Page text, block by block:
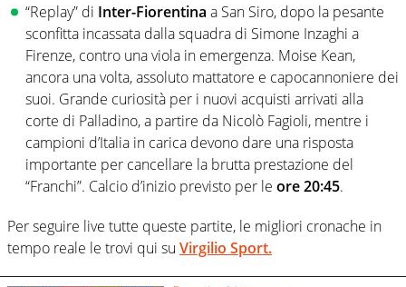
“Replay” di Inter-Fiorentina a San Siro, dopo la pesante
sconfitta incassata dalla squadra di Simone Inzaghi a
Firenze, contro una viola in emergenza. Moise Kean,
ancora una volta, assoluto mattatore e capocannoniere dei
suoi. Grande curiosità per i nuovi acquisti arrivati alla
corte di Palladino, a partire da Nicolò Fagioli, mentre i
campioni d’Italia in carica devono dare una risposta
importante per cancellare la brutta prestazione del
“Franchi”. Calcio d’inizio previsto per le ore 20:45.
Per seguire live tutte queste partite, le migliori cronache in
tempo reale le trovi qui su Virgilio Sport.